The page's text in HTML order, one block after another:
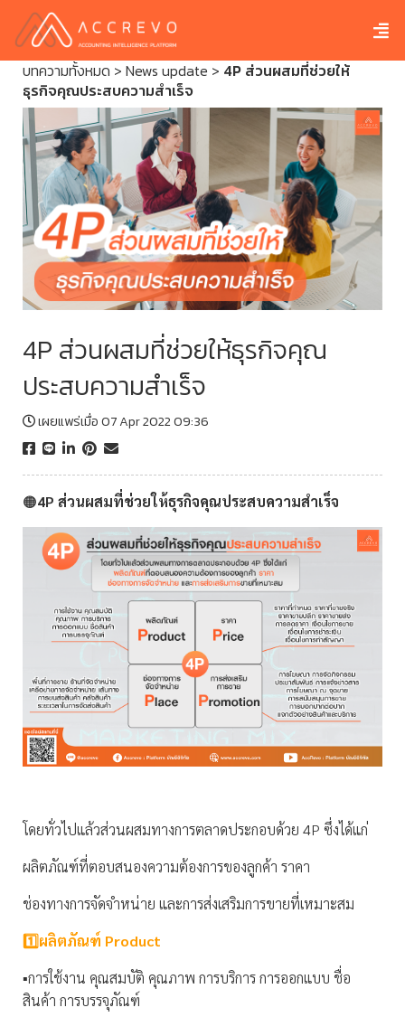
บทความทั้งหมด > News update > 4P ส่วนผสมที่ช่วยให้
ธุรกิจคุณประสบความสำเร็จ
4P ส่วนผสมที่ช่วยให้ธุรกิจคุณ
ประสบความสำเร็จ
เผยแพร่เมื่อ 07 Apr 2022 09:36
🟠4P ส่วนผสมที่ช่วยให้ธุรกิจคุณประสบความสำเร็จ
โดยทั่วไปแล้วส่วนผสมทางการตลาดประกอบด้วย 4P ซึ่งได้แก่
ผลิตภัณฑ์ที่ตอบสนองความต้องการของลูกค้า ราคา
ช่องทางการจัดจำหน่าย และการส่งเสริมการขายที่เหมาะสม
1️⃣ผลิตภัณฑ์ Product
▪️การใช้งาน คุณสมบัติ คุณภาพ การบริการ การออกแบบ ชื่อ
สินค้า การบรรจุภัณฑ์